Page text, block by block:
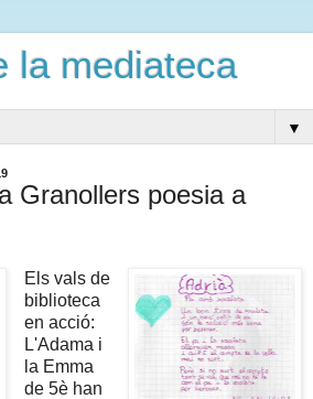
la mediateca
▼
Granollers poesia a
Els vals de
biblioteca
en acció:
L'Adama i
la Emma
de 5è han